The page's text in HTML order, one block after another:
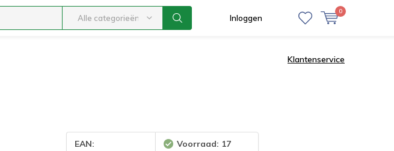
Alle categorieën Inloggen
0
Klantenservice
EAN:
Voorraad: 17